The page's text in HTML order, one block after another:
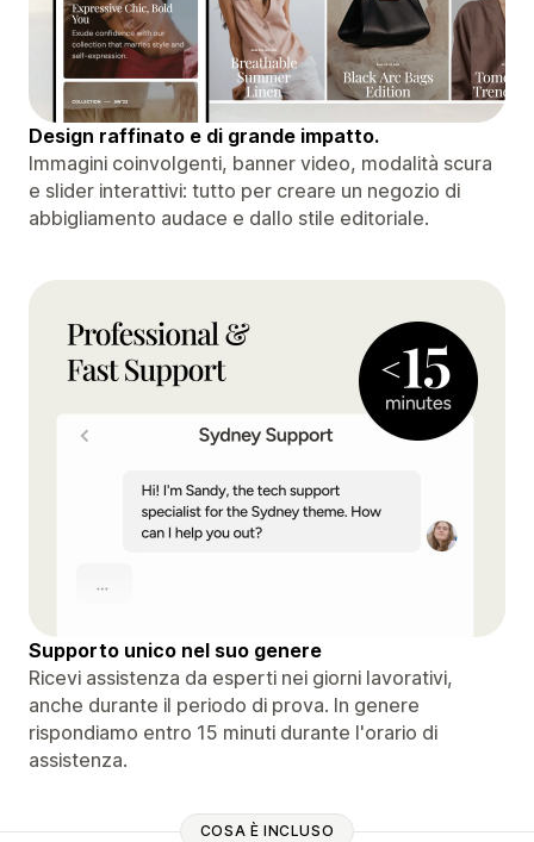
Design raffinato e di grande impatto.
Immagini coinvolgenti, banner video, modalità scura
e slider interattivi: tutto per creare un negozio di
abbigliamento audace e dallo stile editoriale.
Supporto unico nel suo genere
Ricevi assistenza da esperti nei giorni lavorativi,
anche durante il periodo di prova. In genere
rispondiamo entro 15 minuti durante l'orario di
assistenza.
COSA È INCLUSO